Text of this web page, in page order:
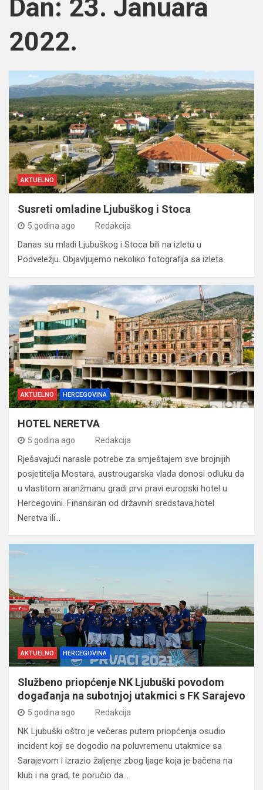
Dan: 23. Januara
2022.
AKTUELNO
Susreti omladine Ljubuškog i Stoca
5 godina ago Redakcija
Danas su mladi Ljubuškog i Stoca bili na izletu u
Podveležju. Objavljujemo nekoliko fotografija sa izleta.
AKTUELNO HERCEGOVINA
HOTEL NERETVA
5 godina ago Redakcija
Rješavajući narasle potrebe za smještajem sve brojnijih
posjetitelja Mostara, austrougarska vlada donosi odluku da
u vlastitom aranžmanu gradi prvi pravi europski hotel u
Hercegovini. Finansiran od državnih sredstava,hotel
Neretva ili…
AKTUELNO HERCEGOVINA
Službeno priopćenje NK Ljubuški povodom
događanja na subotnjoj utakmici s FK Sarajevo
5 godina ago Redakcija
NK Ljubuški oštro je večeras putem priopćenja osudio
incident koji se dogodio na poluvremenu utakmice sa
Sarajevom i izrazio žaljenje zbog ljage koja je bačena na
klub i na grad, te poručio da…